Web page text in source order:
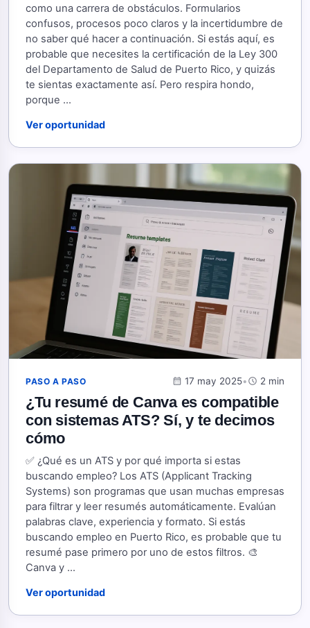
como una carrera de obstáculos. Formularios
confusos, procesos poco claros y la incertidumbre de
no saber qué hacer a continuación. Si estás aquí, es
probable que necesites la certificación de la Ley 300
del Departamento de Salud de Puerto Rico, y quizás
te sientas exactamente así. Pero respira hondo,
porque ...
Ver oportunidad
PASO A PASO calendar_month 17 may 2025•schedule 2 min
¿Tu resumé de Canva es compatible
con sistemas ATS? Sí, y te decimos
cómo
✅ ¿Qué es un ATS y por qué importa si estas
buscando empleo? Los ATS (Applicant Tracking
Systems) son programas que usan muchas empresas
para filtrar y leer resumés automáticamente. Evalúan
palabras clave, experiencia y formato. Si estás
buscando empleo en Puerto Rico, es probable que tu
resumé pase primero por uno de estos filtros. 🎨
Canva y ...
Ver oportunidad